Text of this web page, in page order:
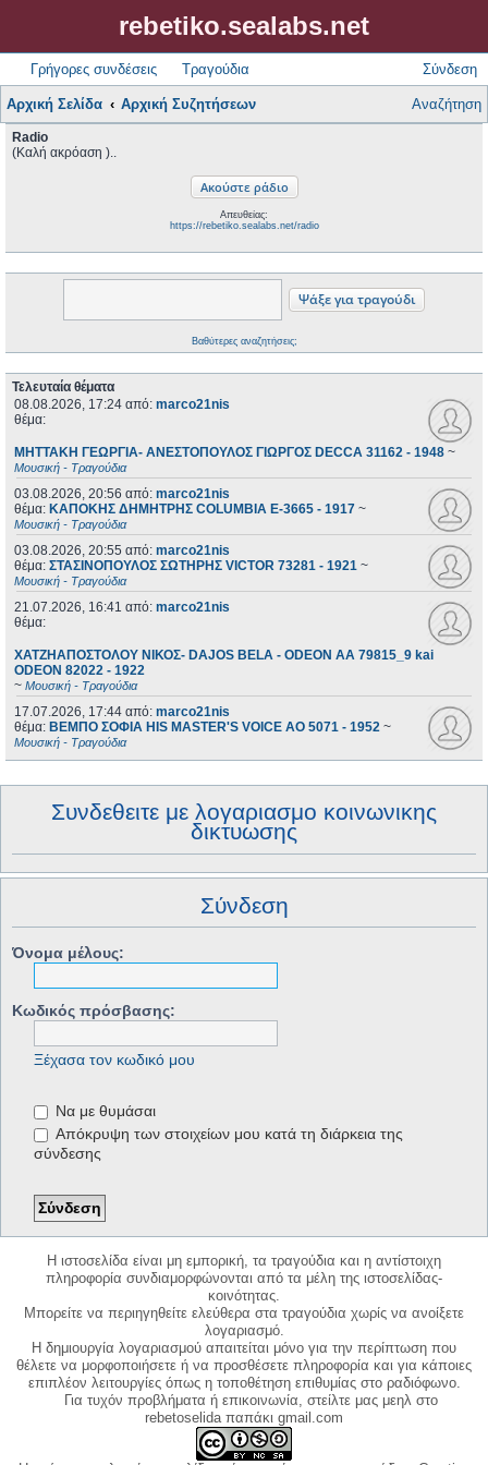
rebetiko.sealabs.net
Γρήγορες συνδέσεις Τραγούδια Σύνδεση
Αρχική Σελίδα Αρχική Συζητήσεων Αναζήτηση
Radio
(Καλή ακρόαση )..
Απευθείας:
https://rebetiko.sealabs.net/radio
Βαθύτερες αναζητήσεις;
Τελευταία θέματα
08.08.2026, 17:24 από: marco21nis
θέμα:
ΜΗΤΤΑΚΗ ΓΕΩΡΓΙΑ- ΑΝΕΣΤΟΠΟΥΛΟΣ ΓΙΩΡΓΟΣ DECCA 31162 - 1948 ~
Μουσική - Τραγούδια
03.08.2026, 20:56 από: marco21nis
θέμα: ΚΑΠΟΚΗΣ ΔΗΜΗΤΡΗΣ COLUMBIA E-3665 - 1917 ~
Μουσική - Τραγούδια
03.08.2026, 20:55 από: marco21nis
θέμα: ΣΤΑΣΙΝΟΠΟΥΛΟΣ ΣΩΤΗΡΗΣ VICTOR 73281 - 1921 ~
Μουσική - Τραγούδια
21.07.2026, 16:41 από: marco21nis
θέμα:
ΧΑΤΖΗΑΠΟΣΤΟΛΟΥ ΝΙΚΟΣ- DAJOS BELA - ODEON AA 79815_9 kai
ODEON 82022 - 1922
~ Μουσική - Τραγούδια
17.07.2026, 17:44 από: marco21nis
θέμα: ΒΕΜΠΟ ΣΟΦΙΑ HIS MASTER'S VOICE AO 5071 - 1952 ~
Μουσική - Τραγούδια
Συνδεθειτε με λογαριασμο κοινωνικης
δικτυωσης
Σύνδεση
Όνομα μέλους:
Κωδικός πρόσβασης:
Ξέχασα τον κωδικό μου
Να με θυμάσαι
Απόκρυψη των στοιχείων μου κατά τη διάρκεια της
σύνδεσης
Η ιστοσελίδα είναι μη εμπορική, τα τραγούδια και η αντίστοιχη
πληροφορία συνδιαμορφώνονται από τα μέλη της ιστοσελίδας-
κοινότητας.
Μπορείτε να περιηγηθείτε ελεύθερα στα τραγούδια χωρίς να ανοίξετε
λογαριασμό.
Η δημιουργία λογαριασμού απαιτείται μόνο για την περίπτωση που
θέλετε να μορφοποιήσετε ή να προσθέσετε πληροφορία και για κάποιες
επιπλέον λειτουργίες όπως η τοποθέτηση επιθυμίας στο ραδιόφωνο.
Για τυχόν προβλήματα ή επικοινωνία, στείλτε μας μεηλ στο
rebetoselida παπάκι gmail.com